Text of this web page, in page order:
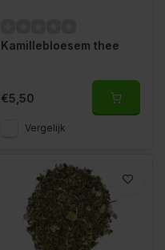
Kamillebloesem thee
€5,50
Vergelijk